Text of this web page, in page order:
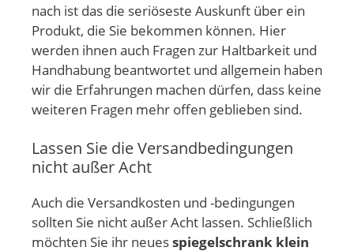
nach ist das die seriöseste Auskunft über ein
Produkt, die Sie bekommen können. Hier
werden ihnen auch Fragen zur Haltbarkeit und
Handhabung beantwortet und allgemein haben
wir die Erfahrungen machen dürfen, dass keine
weiteren Fragen mehr offen geblieben sind.
Lassen Sie die Versandbedingungen
nicht außer Acht
Auch die Versandkosten und -bedingungen
sollten Sie nicht außer Acht lassen. Schließlich
möchten Sie ihr neuesspiegelschrank klein